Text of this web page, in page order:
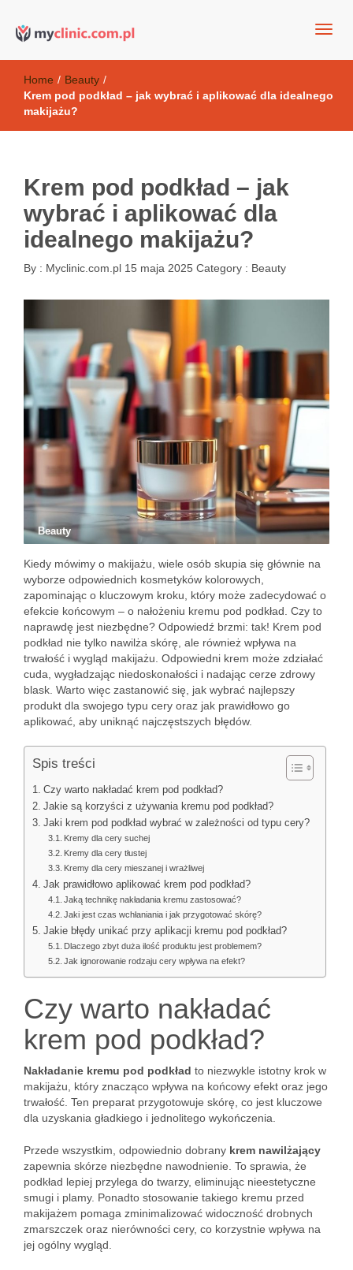
Kosmetyki antyoksydacyjne
Home / Beauty /
Krem pod podkład – jak wybrać i aplikować dla idealnego
makijażu?
Krem pod podkład – jak
wybrać i aplikować dla
idealnego makijażu?
By : Myclinic.com.pl 15 maja 2025 Category : Beauty
Beauty
Kiedy mówimy o makijażu, wiele osób skupia się głównie na
wyborze odpowiednich kosmetyków kolorowych,
zapominając o kluczowym kroku, który może zadecydować o
efekcie końcowym – o nałożeniu kremu pod podkład. Czy to
naprawdę jest niezbędne? Odpowiedź brzmi: tak! Krem pod
podkład nie tylko nawilża skórę, ale również wpływa na
trwałość i wygląd makijażu. Odpowiedni krem może zdziałać
cuda, wygładzając niedoskonałości i nadając cerze zdrowy
blask. Warto więc zastanowić się, jak wybrać najlepszy
produkt dla swojego typu cery oraz jak prawidłowo go
aplikować, aby uniknąć najczęstszych błędów.
Spis treści
Czy warto nakładać krem pod podkład?
Jakie są korzyści z używania kremu pod podkład?
Jaki krem pod podkład wybrać w zależności od typu cery?
Kremy dla cery suchej
Kremy dla cery tłustej
Kremy dla cery mieszanej i wrażliwej
Jak prawidłowo aplikować krem pod podkład?
Jaką technikę nakładania kremu zastosować?
Jaki jest czas wchłaniania i jak przygotować skórę?
Jakie błędy unikać przy aplikacji kremu pod podkład?
Dlaczego zbyt duża ilość produktu jest problemem?
Jak ignorowanie rodzaju cery wpływa na efekt?
Czy warto nakładać
krem pod podkład?
Nakładanie kremu pod podkład to niezwykle istotny krok w
makijażu, który znacząco wpływa na końcowy efekt oraz jego
trwałość. Ten preparat przygotowuje skórę, co jest kluczowe
dla uzyskania gładkiego i jednolitego wykończenia.
Przede wszystkim, odpowiednio dobrany krem nawilżający
zapewnia skórze niezbędne nawodnienie. To sprawia, że
podkład lepiej przylega do twarzy, eliminując nieestetyczne
smugi i plamy. Ponadto stosowanie takiego kremu przed
makijażem pomaga zminimalizować widoczność drobnych
zmarszczek oraz nierówności cery, co korzystnie wpływa na
jej ogólny wygląd.